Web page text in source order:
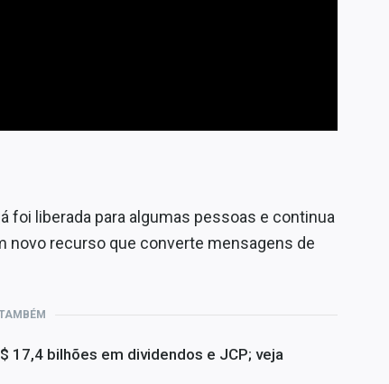
foi liberada para algumas pessoas e continua
novo recurso que converte mensagens de
17,4 bilhões em dividendos e JCP; veja